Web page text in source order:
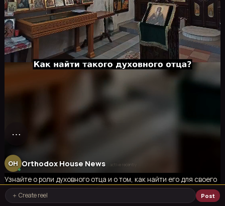
＋ Create reel Post
OH Orthodox House News
Узнайте о роли духовного отца и о том, как найти его для своего
духовного роста. orthodoxhouse.com
⋯
🎬 Share a reel...